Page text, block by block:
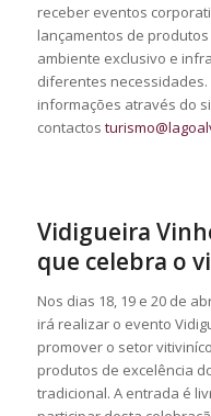
receber eventos
lançamentos de
ambiente exclusivo e
diferentes
informações através do
contactos
Vidigueira
que celebra o
Nos dias 18, 19 e 20 de
irá realizar o evento
promover o setor
produtos de excelência
tradicional. A entrada é